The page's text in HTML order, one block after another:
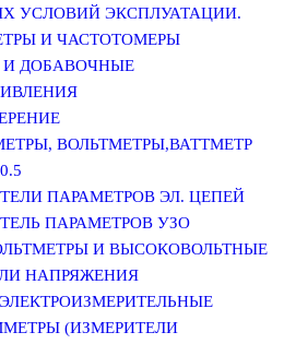
УСЛОВИЙ ЭКСПЛУАТАЦИИ.
И ЧАСТОТОМЕРЫ
ДОБАВОЧНЫЕ
ВОЛЬТМЕТРЫ,ВАТТМЕТР
ПАРАМЕТРОВ ЭЛ. ЦЕПЕЙ
ПАРАМЕТРОВ УЗО
И ВЫСОКОВОЛЬТНЫЕ
НАПРЯЖЕНИЯ
(ИЗМЕРИТЕЛИ